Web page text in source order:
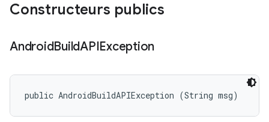
Constructeurs publics
AndroidBuildAPIException
public AndroidBuildAPIException (String msg)